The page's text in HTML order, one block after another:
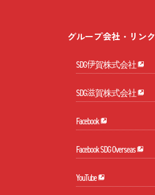
グループ会社・リンク
SDG伊賀株式会社
SDG滋賀株式会社
Facebook
Facebook SDG Overseas
YouTube